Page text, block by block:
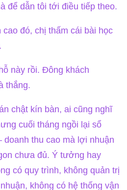
để dẫn tôi tới điều tiếp theo.
đó, chị thấm cái bài học
này rồi. Đông khách
thắng.
chật kín bàn, ai cũng nghĩ
cuối tháng ngồi lại sổ
thu cao mà lợi nhuận
chưa đủ. Ý tưởng hay
có quy trình, không quản trị
không có hệ thống vận